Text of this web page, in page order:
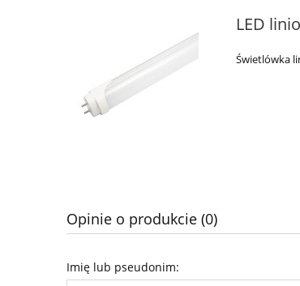
LED
Świetlówka
Opinie o produkcie (0)
Imię lub pseudonim: